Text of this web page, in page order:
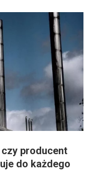
producent
do każdego